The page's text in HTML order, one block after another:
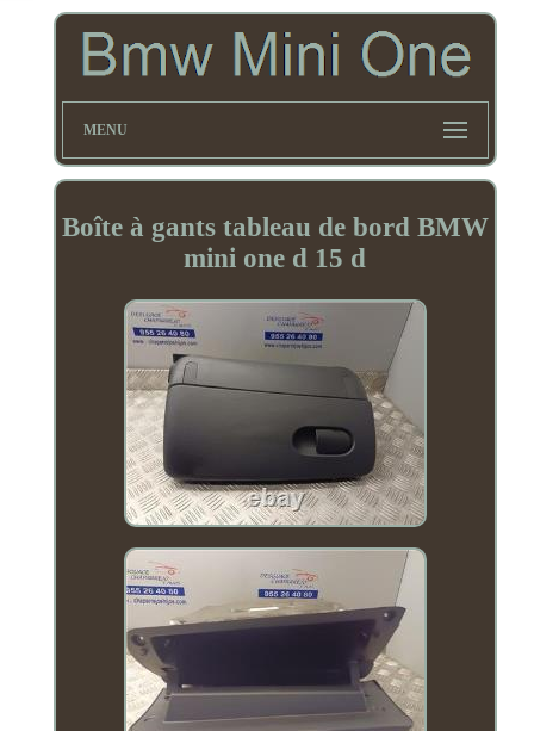
MENU
Boîte à gants tableau de bord BMW
mini one d 15 d